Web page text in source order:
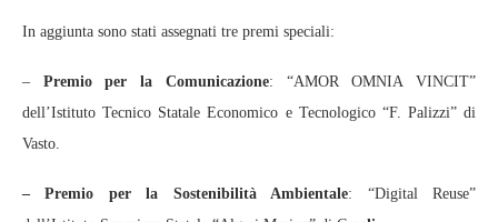
In aggiunta sono stati assegnati tre premi speciali:
– Premio per la Comunicazione: “AMOR OMNIA VINCIT”
dell’Istituto Tecnico Statale Economico e Tecnologico “F. Palizzi” di
Vasto.
– Premio per la Sostenibilità Ambientale: “Digital Reuse”